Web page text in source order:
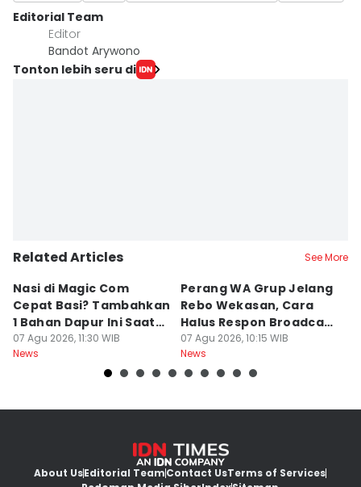
Editorial Team
Editor
Bandot Arywono
Tonton lebih seru di
Related Articles See More
Nasi di Magic Com
Cepat Basi? Tambahkan
1 Bahan Dapur Ini Saat
Menanak, Awet 2 Hari
07 Agu 2026, 11:30 WIB
News
Perang WA Grup Jelang
Rebo Wekasan, Cara
Halus Respon Broadcast
Parno
07 Agu 2026, 10:15 WIB
News
About UsEditorial TeamContact UsTerms of Services